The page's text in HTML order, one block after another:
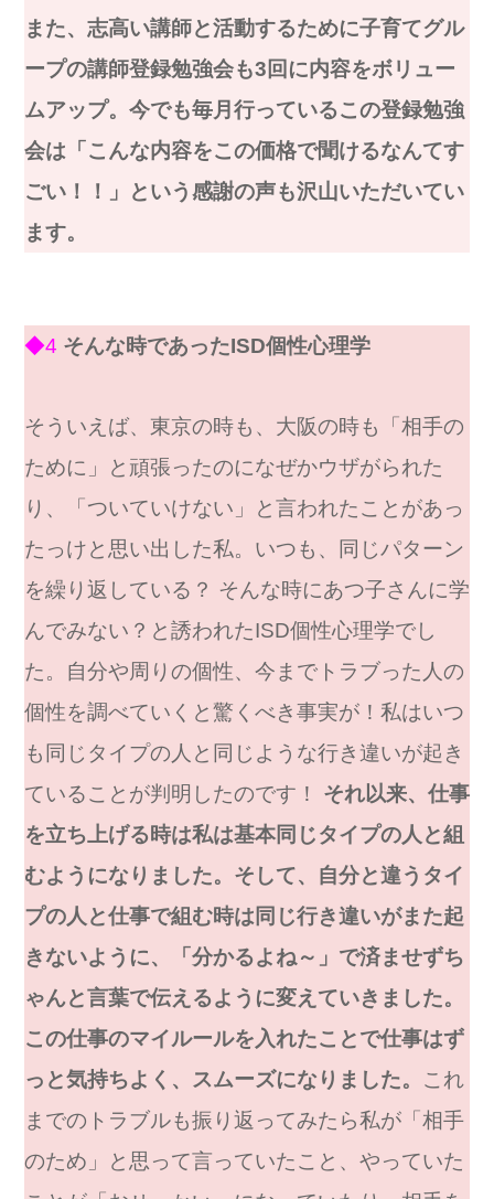
また、志高い講師と活動するために子育てグル
ープの講師登録勉強会も3回に内容をボリュー
ムアップ。今でも毎月行っているこの登録勉強
会は「こんな内容をこの価格で聞けるなんてす
ごい！！」という感謝の声も沢山いただいてい
ます。
◆4 そんな時であったISD個性心理学
そういえば、東京の時も、大阪の時も「相手の
ために」と頑張ったのになぜかウザがられた
り、「ついていけない」と言われたことがあっ
たっけと思い出した私。いつも、同じパターン
を繰り返している？ そんな時にあつ子さんに学
んでみない？と誘われたISD個性心理学でし
た。自分や周りの個性、今までトラブった人の
個性を調べていくと驚くべき事実が！私はいつ
も同じタイプの人と同じような行き違いが起き
ていることが判明したのです！ それ以来、仕事
を立ち上げる時は私は基本同じタイプの人と組
むようになりました。そして、自分と違うタイ
プの人と仕事で組む時は同じ行き違いがまた起
きないように、「分かるよね～」で済ませずち
ゃんと言葉で伝えるように変えていきました。
この仕事のマイルールを入れたことで仕事はず
っと気持ちよく、スムーズになりました。 これ
までのトラブルも振り返ってみたら私が「相手
のため」と思って言っていたこと、やっていた